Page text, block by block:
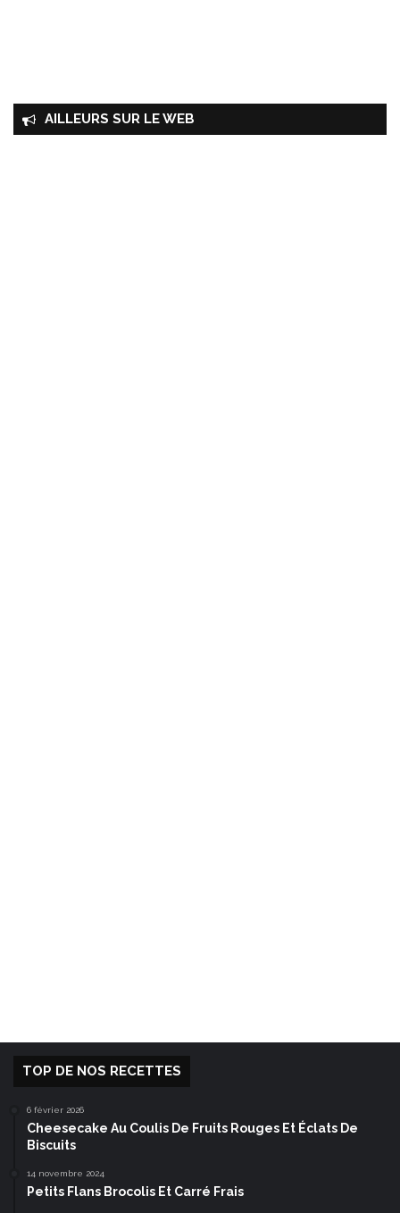
AILLEURS SUR LE WEB
TOP DE NOS RECETTES
6 février 2026
Cheesecake Au Coulis De Fruits Rouges Et Éclats De
Biscuits
14 novembre 2024
Petits Flans Brocolis Et Carré Frais